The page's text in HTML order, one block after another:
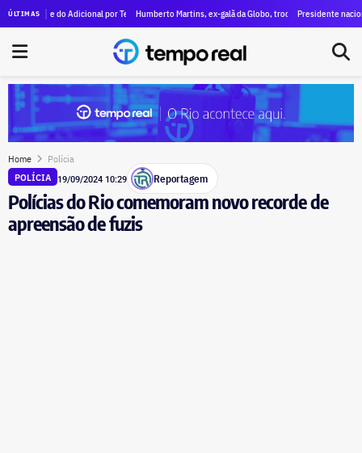
ÚLTIMAS
e do Adicional por Tempo de Serviço (ATS) no TCE-RJ segue para análise final
Humberto Martins, ex-galã da Globo, troca novelas por urna e será
Presidente nacional do
Home Polícia
POLÍCIA 19/09/2024 10:29 Reportagem
Polícias do Rio comemoram novo recorde de
apreensão de fuzis